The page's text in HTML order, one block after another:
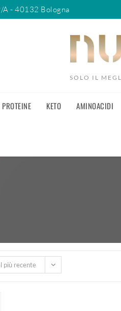
A - 40132 Bologna
SOLO IL
PROTEINE KETO AMINOACIDI
più recente